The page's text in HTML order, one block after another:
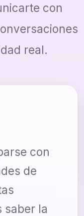
con
real.
con
de
saber la